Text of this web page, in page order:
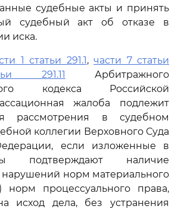
судебные акты и принять
судебный акт об отказе в
иска.
1 статьи 291.1, части 7 статьи
291.11 Арбитражного
кодекса Российской
жалоба подлежит
рассмотрения в судебном
коллегии Верховного Суда
если изложенные в
подтверждают наличие
норм материального
процессуального права,
исход дела, без устранения